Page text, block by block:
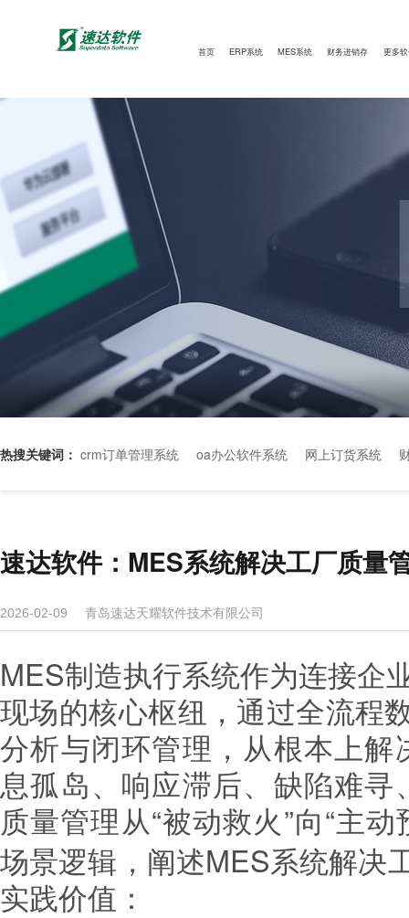
首页 ERP系统 MES系统 财务进销存 更多
热搜关键词： crm订单管理系统 oa办公软件系统 网上订货系统
速达软件：MES系统解决工厂质量
2026-02-09 青岛速达天耀软件技术有限公司
MES制造执行系统作为连接企
现场的核心枢纽，通过全流程
分析与闭环管理，从根本上解
息孤岛、响应滞后、缺陷难寻
质量管理从“被动救火”向“主
场景逻辑，阐述MES系统解决
实践价值：